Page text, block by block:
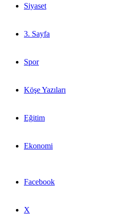
Siyaset
3. Sayfa
Spor
Köşe Yazıları
Eğitim
Ekonomi
Facebook
X